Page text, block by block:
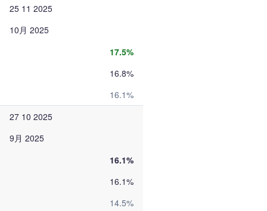
25 11 2025
10月 2025
17.5%
16.8%
16.1%
27 10 2025
9月 2025
16.1%
16.1%
14.5%